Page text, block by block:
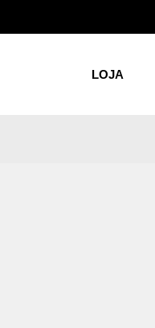
LOJA